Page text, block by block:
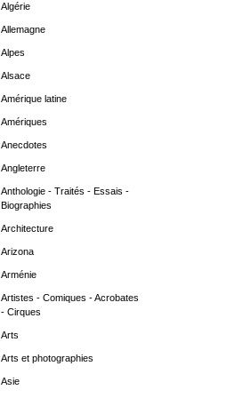
Algérie
Allemagne
Alpes
Alsace
Amérique latine
Amériques
Anecdotes
Angleterre
Anthologie - Traités - Essais -
Biographies
Architecture
Arizona
Arménie
Artistes - Comiques - Acrobates
- Cirques
Arts
Arts et photographies
Asie